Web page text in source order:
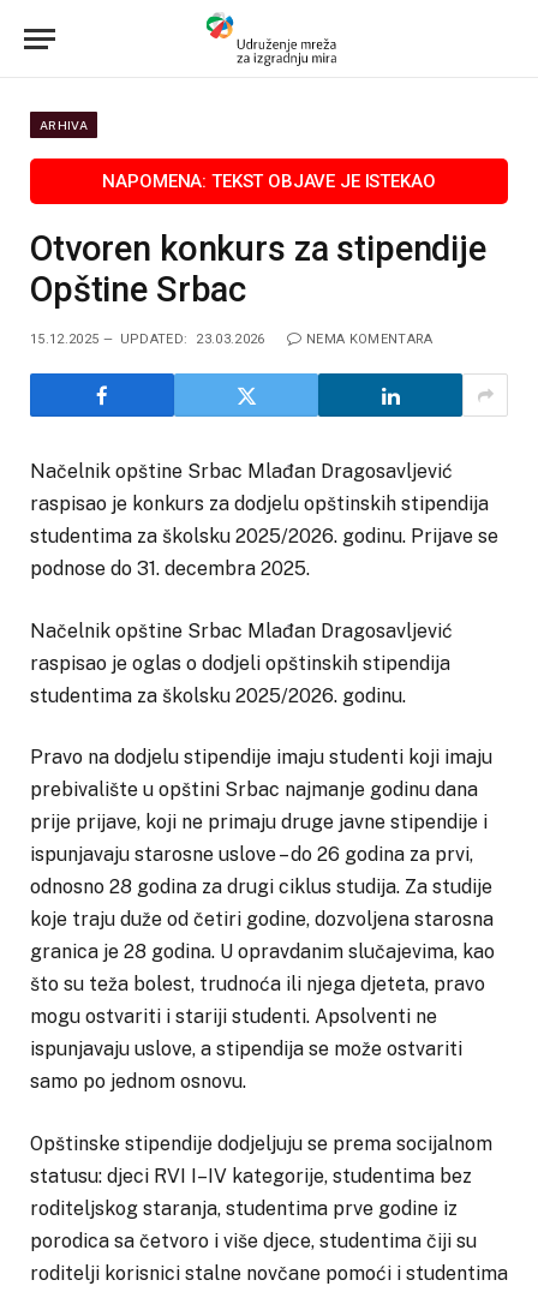
ARHIVA
Otvoren konkurs za stipendije
Opštine Srbac
15.12.2025 UPDATED: 23.03.2026 NEMA KOMENTARA
Načelnik opštine Srbac Mlađan Dragosavljević
raspisao je konkurs za dodjelu opštinskih stipendija
studentima za školsku 2025/2026. godinu. Prijave se
podnose do 31. decembra 2025.
Načelnik opštine Srbac Mlađan Dragosavljević
raspisao je oglas o dodjeli opštinskih stipendija
studentima za školsku 2025/2026. godinu.
Pravo na dodjelu stipendije imaju studenti koji imaju
prebivalište u opštini Srbac najmanje godinu dana
prije prijave, koji ne primaju druge javne stipendije i
ispunjavaju starosne uslove – do 26 godina za prvi,
odnosno 28 godina za drugi ciklus studija. Za studije
koje traju duže od četiri godine, dozvoljena starosna
granica je 28 godina. U opravdanim slučajevima, kao
što su teža bolest, trudnoća ili njega djeteta, pravo
mogu ostvariti i stariji studenti. Apsolventi ne
ispunjavaju uslove, a stipendija se može ostvariti
samo po jednom osnovu.
Opštinske stipendije dodjeljuju se prema socijalnom
statusu: djeci RVI I–IV kategorije, studentima bez
roditeljskog staranja, studentima prve godine iz
porodica sa četvoro i više djece, studentima čiji su
roditelji korisnici stalne novčane pomoći i studentima